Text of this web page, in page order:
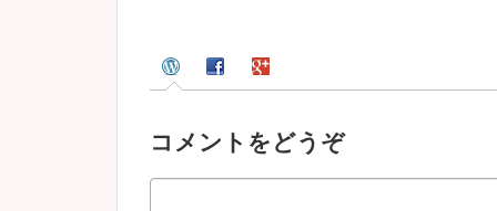
コメントをどうぞ